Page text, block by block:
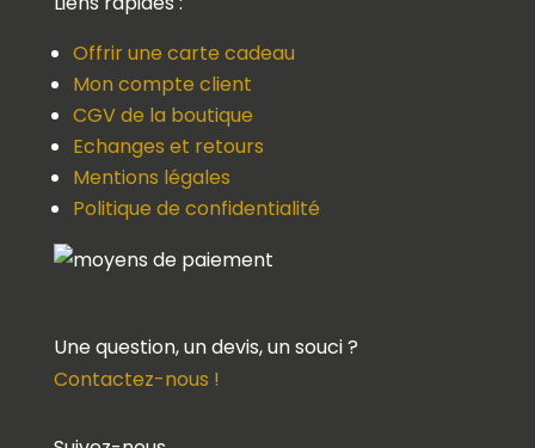
Offrir une carte cadeau
Mon compte client
CGV de la boutique
Echanges et retours
Mentions légales
Politique de confidentialité
Une question, un devis, un souci ?
Contactez-nous !